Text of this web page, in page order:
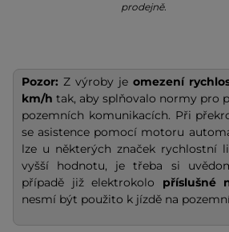
prodejně.
Pozor: Z výroby je omezení
km/h tak, aby splňovalo normy pro
pozemních komunikacích. Při
se asistence pomocí motoru
lze u některých značek rychlostní
vyšší hodnotu, je třeba si
případě již elektrokolo příslušné
nesmí být použito k jízdě na